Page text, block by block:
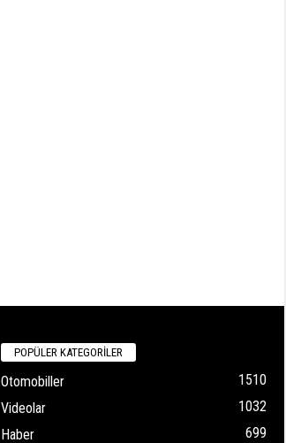
POPÜLER KATEGORİLER
Otomobiller
1510
Videolar
1032
Haber
699